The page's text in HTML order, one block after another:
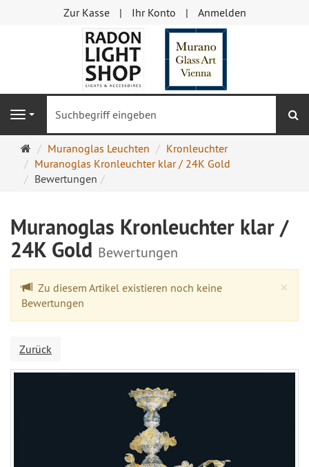
Zur Kasse Ihr Konto Anmelden
Navigation
Startseite
Muranoglas Leuchten
Kronleuchter
Muranoglas Kronleuchter klar / 24K Gold
Bewertungen
Muranoglas Kronleuchter klar /
24K Gold Bewertungen
×
Zu diesem Artikel existieren noch keine
Bewertungen
Zurück